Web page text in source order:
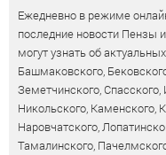
Ежедневно в режиме
последние новости Пензы
могут узнать об
Башмаковского,
Земетчинского,
Никольского, Каменского,
Наровчатского,
Тамалинского,